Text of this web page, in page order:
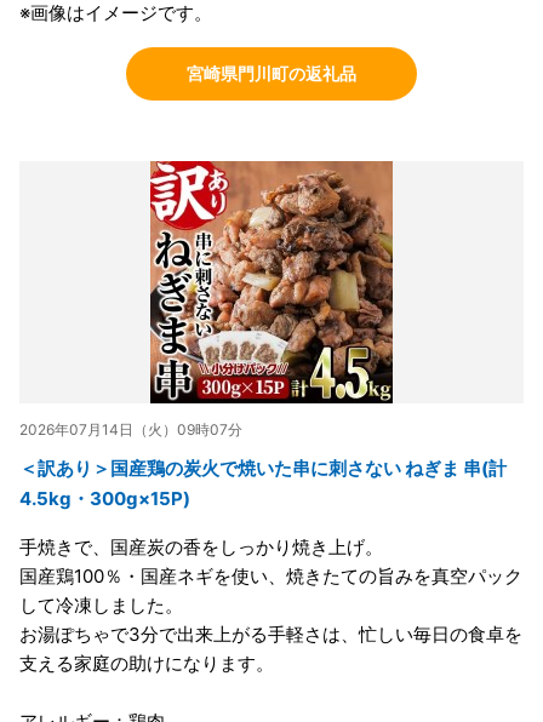
※画像はイメージです。
宮崎県門川町の返礼品
2026年07月14日（火）09時07分
＜訳あり＞国産鶏の炭火で焼いた串に刺さない ねぎま 串(計
4.5kg・300g×15P)
手焼きで、国産炭の香をしっかり焼き上げ。
国産鶏100％・国産ネギを使い、焼きたての旨みを真空パック
して冷凍しました。
お湯ぽちゃで3分で出来上がる手軽さは、忙しい毎日の食卓を
支える家庭の助けになります。